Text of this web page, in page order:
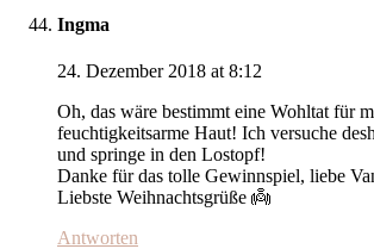
Ingma
24. Dezember 2018 at 8:12
Oh, das wäre bestimmt eine Wohltat für
feuchtigkeitsarme Haut! Ich versuche
und springe in den Lostopf!
Danke für das tolle Gewinnspiel, liebe
Liebste Weihnachtsgrüße 👼
Antworten